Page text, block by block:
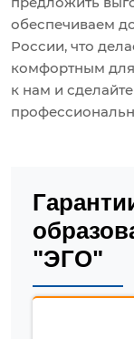
обеспечиваем
России, что
комфортным
к нам и
"ЭГО"